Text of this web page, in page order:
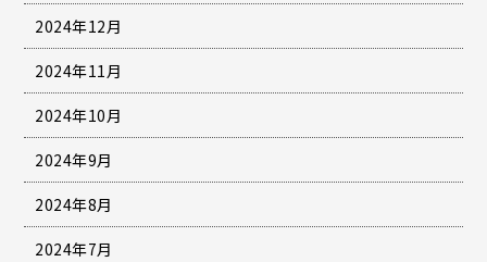
2024年12月
2024年11月
2024年10月
2024年9月
2024年8月
2024年7月